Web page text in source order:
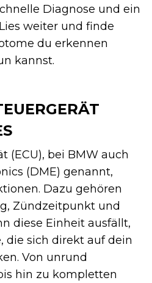
Diagnose und ein
weiter und finde
du erkennen
kannst.
(ECU), bei BMW auch
(DME) genannt,
Dazu gehören
Zündzeitpunkt und
diese Einheit ausfällt,
die sich direkt auf dein
Von unrund
hin zu kompletten